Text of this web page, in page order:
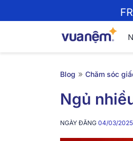
Blog » Chăm sóc
Ngủ
NGÀY ĐĂNG 04/03/2025